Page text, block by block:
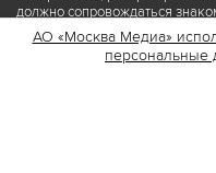
должно сопровождаться
правообладателя © АО
www.mskagency.ru как на
материалов сайта
АО «Москва Медиа»
персональные